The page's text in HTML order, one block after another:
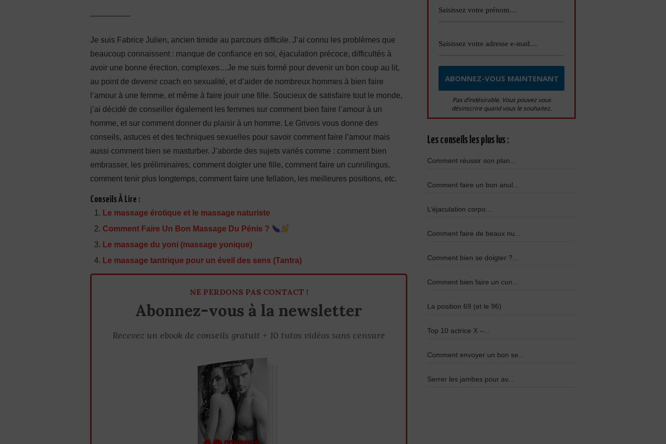
Je suis Fabrice Julien, ancien timide au parcours difficile. J’ai connu les problèmes que
beaucoup connaissent : manque de confiance en soi, éjaculation précoce, difficultés à
avoir une bonne érection, complexes…Je me suis formé pour devenir un bon coup au lit,
au point de devenir coach en sexualité, et d’aider de nombreux hommes à bien faire
l’amour à une femme, et même à faire jouir une fille. Soucieux de satisfaire tout le monde,
j’ai décidé de conseiller également les femmes sur comment bien faire l’amour à un
homme, et sur comment donner du plaisir à un homme. Le Grivois vous donne des
conseils, astuces et des techniques sexuelles pour savoir comment faire l’amour mais
aussi comment bien se masturber. J’aborde des sujets variés comme : comment bien
embrasser, les préliminaires, comment doigter une fille, comment faire un cunnilingus,
comment tenir plus longtemps, comment faire une fellation, les meilleures positions, etc.
Conseils À Lire :
Le massage érotique et le massage naturiste
Comment Faire Un Bon Massage Du Pénis ?
Le massage du yoni (massage yonique)
Le massage tantrique pour un éveil des sens (Tantra)
NE PERDONS PAS CONTACT !
Abonnez-vous à la newsletter
Recevez un ebook de conseils gratuit + 10 tutos vidéos sans censure
Pas d’indésirable. Vous pouvez vous
désinscrire quand vous le souhaitez.
Les conseils les plus lus :
Comment réussir son plan...
Comment faire un bon anul...
L’éjaculation corpo...
Comment faire de beaux nu...
Comment bien se doigter ?...
Comment bien faire un cun...
La position 69 (et le 96)
Top 10 actrice X –...
Comment envoyer un bon se...
Serrer les jambes pour av...